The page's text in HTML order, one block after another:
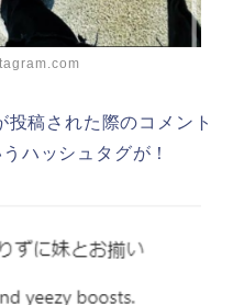
稿された際のコメント
うハッシュタグが！